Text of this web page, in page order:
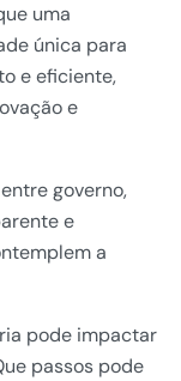
uma
única para
e eficiente,
e
governo,
e
a
pode impactar
passos pode